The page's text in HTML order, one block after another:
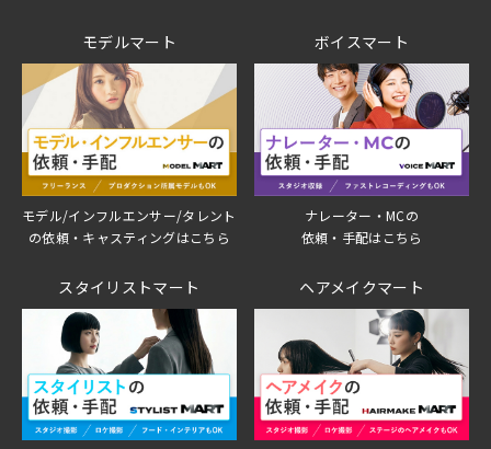
モデルマート
モデル/インフルエンサー/タレント
の依頼・キャスティングはこちら
ボイスマート
ナレーター・MCの
依頼・手配はこちら
スタイリストマート ヘアメイクマート